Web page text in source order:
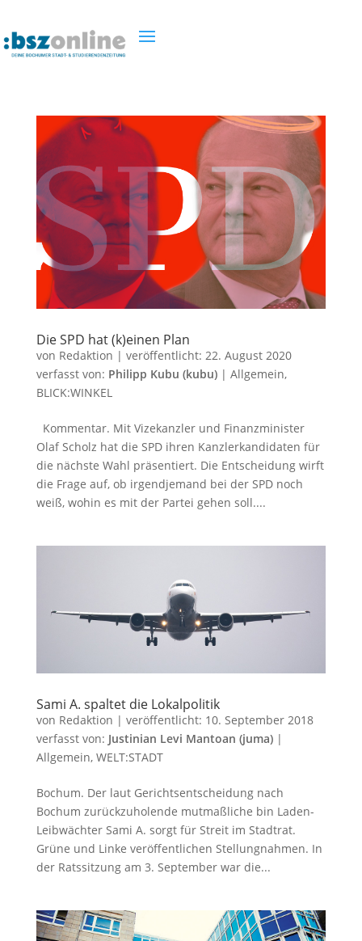
Die SPD hat (k)einen Plan
von Redaktion | veröffentlicht: 22. August 2020
verfasst von: Philipp Kubu (kubu)| Allgemein,
BLICK:WINKEL
Kommentar. Mit Vizekanzler und Finanzminister
Olaf Scholz hat die SPD ihren Kanzlerkandidaten für
die nächste Wahl präsentiert. Die Entscheidung wirft
die Frage auf, ob irgendjemand bei der SPD noch
weiß, wohin es mit der Partei gehen soll....
Sami A. spaltet die Lokalpolitik
von Redaktion | veröffentlicht: 10. September 2018
verfasst von: Justinian Levi Mantoan (juma)|
Allgemein, WELT:STADT
Bochum. Der laut Gerichtsentscheidung nach
Bochum zurückzuholende mutmaßliche bin Laden-
Leibwächter Sami A. sorgt für Streit im Stadtrat.
Grüne und Linke veröffentlichen Stellungnahmen. In
der Ratssitzung am 3. September war die...